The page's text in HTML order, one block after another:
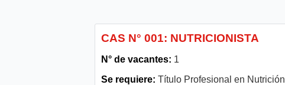
CAS N° 001: NUTRICIONISTA
N° de vacantes: 1
Se requiere: Título Profesional en Nutrición